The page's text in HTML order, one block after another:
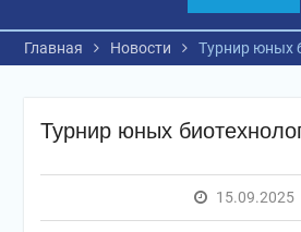
Главная Новости Турнир юных
Турнир юных
15.09.2025